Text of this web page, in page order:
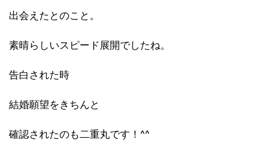
出会えたとのこと。
素晴らしいスピード展開でしたね。
告白された時
結婚願望をきちんと
確認されたのも二重丸です！^^